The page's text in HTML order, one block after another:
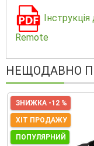
Remote
НЕЩОДАВНО
ЗНИЖКА -12 %
ХІТ ПРОДАЖУ
ПОПУЛЯРНИЙ